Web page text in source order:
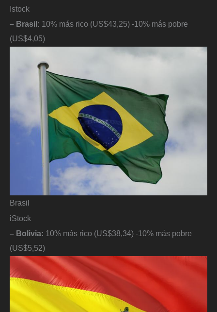
Istock
– Brasil: 10% más rico (US$43,25) -10% más pobre
(US$4,05)
Brasil
iStock
– Bolivia: 10% más rico (US$38,34) -10% más pobre
(US$5,52)